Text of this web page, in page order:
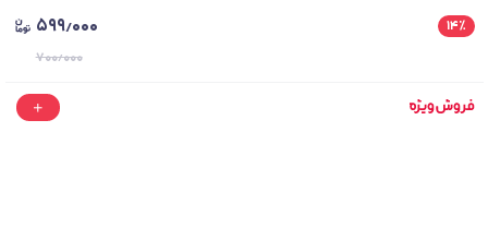
۱۴٪ ۵۹۹٫۰۰۰
۷۰۰٫۰۰۰